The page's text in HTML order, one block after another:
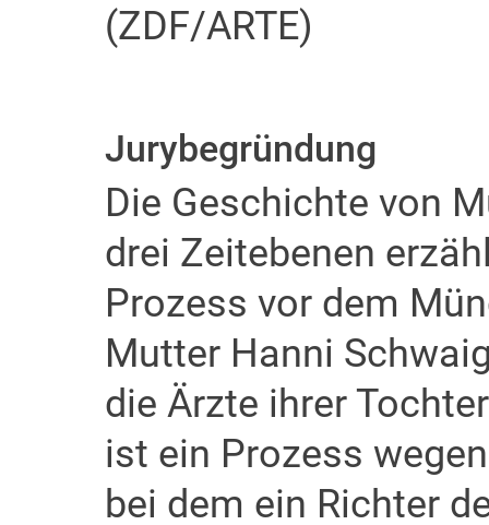
(ZDF/ARTE)
Jurybegründung
Die Geschichte von
drei Zeitebenen
Prozess vor dem
Mutter Hanni
die Ärzte ihrer
ist ein Prozess
bei dem ein Richter